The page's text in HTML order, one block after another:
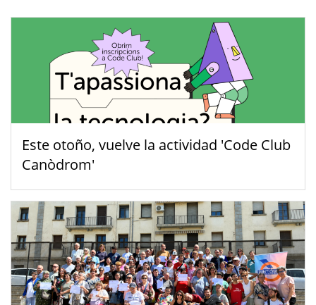
Este otoño, vuelve la actividad 'Code Club
Canòdrom'